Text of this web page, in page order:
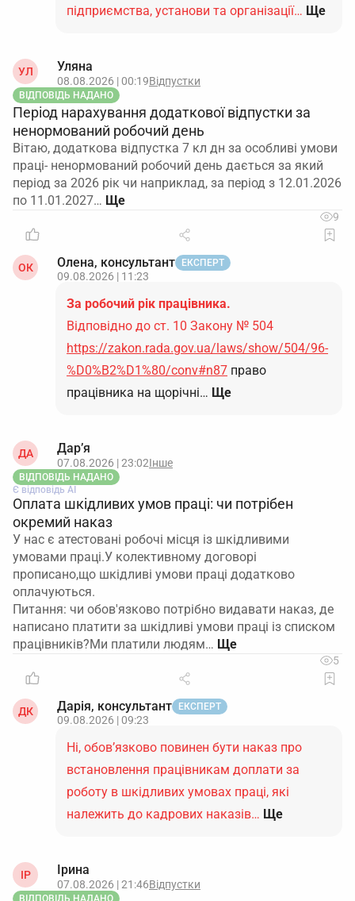
підприємства, установи та організації… Ще
УЛ Уляна
08.08.2026 | 00:19Відпустки
ВІДПОВІДЬ НАДАНО
Період нарахування додаткової відпустки за
ненормований робочий день
Вітаю, додаткова відпустка 7 кл дн за особливі умови
праці- ненормований робочий день дається за який
період за 2026 рік чи наприклад, за період з 12.01.2026
по 11.01.2027…
9
ОК Олена, консультант ЕКСПЕРТ
09.08.2026 | 11:23
За робочий рік працівника.
Відповідно до ст. 10 Закону № 504
https://zakon.rada.gov.ua/laws/show/504/96-
%D0%B2%D1%80/conv#n87 право
працівника на щорічні… Ще
ДА Дар’я
07.08.2026 | 23:02Інше
ВІДПОВІДЬ НАДАНО
Є відповідь АІ
Оплата шкідливих умов праці: чи потрібен
окремий наказ
У нас є атестовані робочі місця із шкідливими
умовами праці.У колективному договорі
прописано,що шкідливі умови праці додатково
оплачуються.
Питання: чи обов'язково потрібно видавати наказ, де
написано платити за шкідливі умови праці із списком
працівників?Ми платили людям…
5
ДК Дарія, консультант ЕКСПЕРТ
09.08.2026 | 09:23
Ні, обов’язково повинен бути наказ про
встановлення працівникам доплати за
роботу в шкідливих умовах праці, які
належить до кадрових наказів… Ще
ІР Ірина
07.08.2026 | 21:46Відпустки
ВІДПОВІДЬ НАДАНО